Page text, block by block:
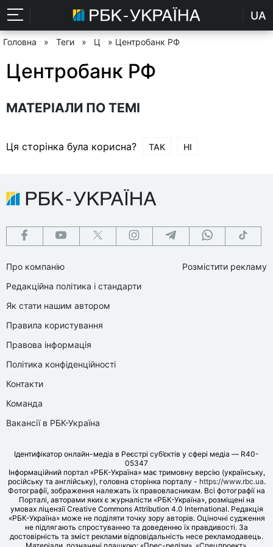
UA
Головна » Теги » Ц » Центробанк РФ
Центробанк РФ
МАТЕРІАЛИ ПО ТЕМІ
Ця сторінка була корисна? ТАК НІ
Про компанію
Редакційна політика і стандарти
Як стати нашим автором
Правила користування
Правова інформація
Політика конфіденційності
Контакти
Команда
Вакансії в РБК-Україна
Розмістити рекламу
Ідентифікатор онлайн-медіа в Реєстрі суб’єктів у сфері медіа — R40-
05347
Інформаційний портал «РБК-Україна» має тримовну версію (українську,
російську та англійську), головна сторінка порталу - https://www.rbc.ua.
Фотографії, зображення належать їх правовласникам. Всі фотографії на
Порталі, авторами яких є журналісти «РБК-Україна», розміщені на
умовах ліцензії Creative Commons Attribution 4.0 International. Редакція
«РБК-Україна» може не поділяти точку зору авторів. Оціночні судження
не підлягають спростуванню та доведенню їх правдивості. За
достовірність та зміст реклами відповідальність несе рекламодавець.